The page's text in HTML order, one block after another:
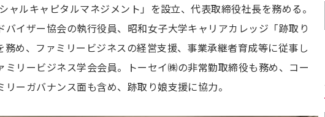
ャルキャピタルマネジメント」を設立、代表取締役社長を務める。
バイザー協会の執行役員、昭和女子大学キャリアカレッジ「跡取り
務め、ファミリービジネスの経営支援、事業承継者育成等に従事し
ミリービジネス学会会員。トーセイ㈱の非常勤取締役も務め、コー
ーガバナンス面も含め、跡取り娘支援に協力。